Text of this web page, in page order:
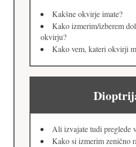
Kakšne okvirje imate?
Kako izmerim/izberem
okvirju?
Kako vem, kateri okvirji
Ali izvajate tudi preglede
Kako si izmerim zenično